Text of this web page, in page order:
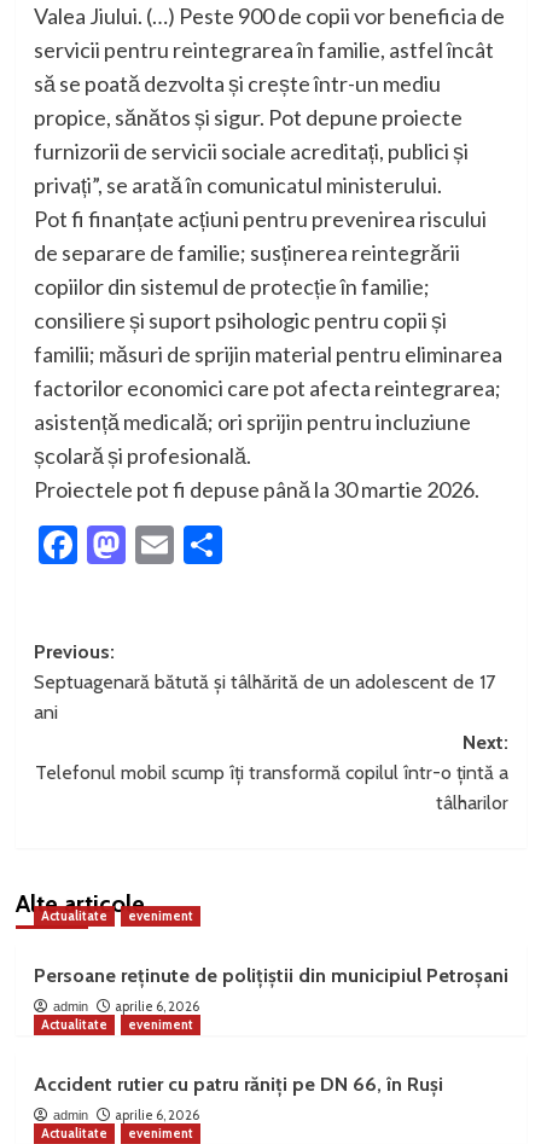
Valea Jiului. (…) Peste 900 de copii vor beneficia de
servicii pentru reintegrarea în familie, astfel încât
să se poată dezvolta și crește într-un mediu
propice, sănătos și sigur. Pot depune proiecte
furnizorii de servicii sociale acreditați, publici și
privați”, se arată în comunicatul ministerului.
Pot fi finanțate acțiuni pentru prevenirea riscului
de separare de familie; susținerea reintegrării
copiilor din sistemul de protecție în familie;
consiliere și suport psihologic pentru copii și
familii; măsuri de sprijin material pentru eliminarea
factorilor economici care pot afecta reintegrarea;
asistență medicală; ori sprijin pentru incluziune
școlară și profesională.
Proiectele pot fi depuse până la 30 martie 2026.
Facebook
Mastodon
EmailPartajează
Post
navigation
Previous:
Septuagenară bătută și tâlhărită de un adolescent de 17
ani
Next:
Telefonul mobil scump îți transformă copilul într-o țintă a
tâlharilor
Alte articole
Actualitate eveniment
Persoane reținute de polițiștii din municipiul Petroșani
admin
aprilie 6, 2026
Actualitate
eveniment
Accident rutier cu patru răniți pe DN 66, în Ruși
admin
aprilie 6, 2026
Actualitate
eveniment